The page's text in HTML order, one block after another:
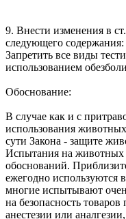
9. Внести изменения в
следующего содержания:
Запретить все виды
использованием
Обоснование:
В случае как и с
использования
сути Закона - защите
Испытания на
обоснований.
ежегодно используются
многие испытывают
на безопасность
анестезии или